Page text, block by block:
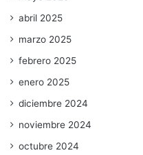
abril 2025
marzo 2025
febrero 2025
enero 2025
diciembre 2024
noviembre 2024
octubre 2024